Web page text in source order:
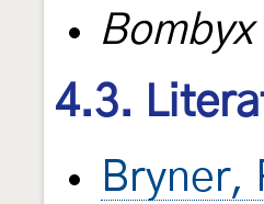
4.3.
Bryner,